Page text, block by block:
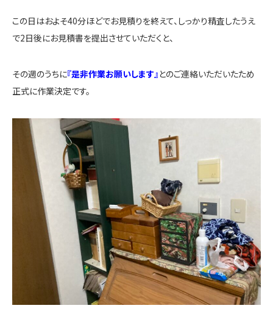
この日はおよそ40分ほどでお見積りを終えて、しっかり精査したうえ
で2日後にお見積書を提出させていただくと、
その週のうちに『是非作業お願いします』とのご連絡いただいたため
正式に作業決定です。